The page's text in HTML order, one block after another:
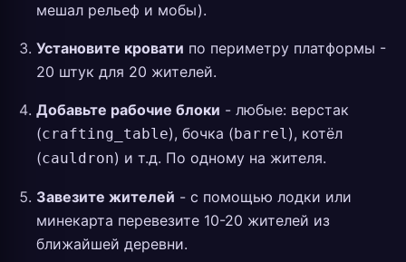
мешал рельеф и мобы).
Установите кровати по периметру платформы -
20 штук для 20 жителей.
Добавьте рабочие блоки - любые: верстак
(crafting_table), бочка (barrel), котёл
(cauldron) и т.д. По одному на жителя.
Завезите жителей - с помощью лодки или
минекарта перевезите 10-20 жителей из
ближайшей деревни.